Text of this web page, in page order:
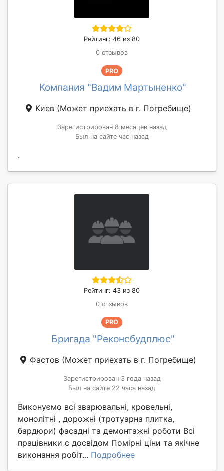
Рейтинг: 46 из 80
0 отзывов
PRO
Компания "Вадим Мартыненко"
Киев (Может приехать в г. Погребище)
Зарегистрирован 8 месяцев назад
Был на сайте час назад
.
Рейтинг: 43 из 80
0 отзывов
PRO
Бригада "Реконсбудплюс"
Фастов (Может приехать в г. Погребище)
Зарегистрирован 3 года назад
Был на сайте 22 часа назад
Виконуємо всі зварювальні, кровельні,
монолітні , дорожні (тротуарна плитка,
бардюри) фасадні та демонтажні роботи Всі
працівники с досвідом Помірні ціни та якічне
виконання робіт... Подробнее